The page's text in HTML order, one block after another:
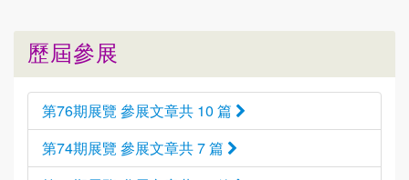
歷屆參展
第76期展覽 參展文章共 10 篇
第74期展覽 參展文章共 7 篇